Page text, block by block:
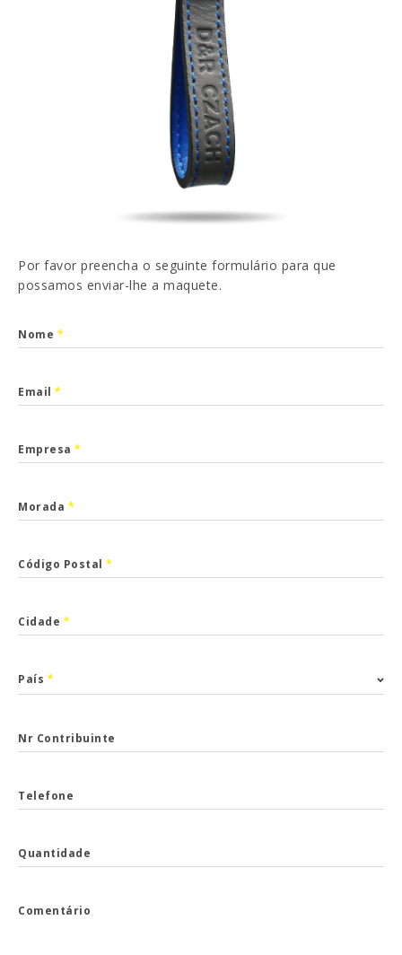
FR ES
Por favor preencha o seguinte formulário para que
possamos enviar-lhe a maquete.
Nome *
Email *
Empresa *
Morada *
Código Postal *
Cidade *
País *
Nr Contribuinte
Telefone
Quantidade
Comentário
Política de Privacidade